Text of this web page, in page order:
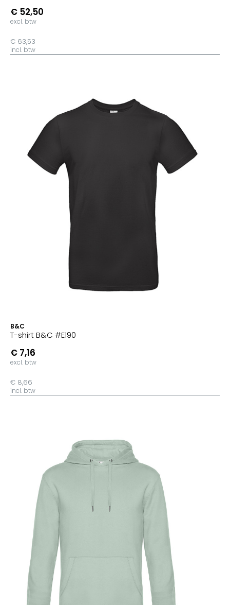
€ 52,50
excl. btw
€ 63,53
incl. btw
B&C
T-shirt B&C #E190
€ 7,16
excl. btw
€ 8,66
incl. btw